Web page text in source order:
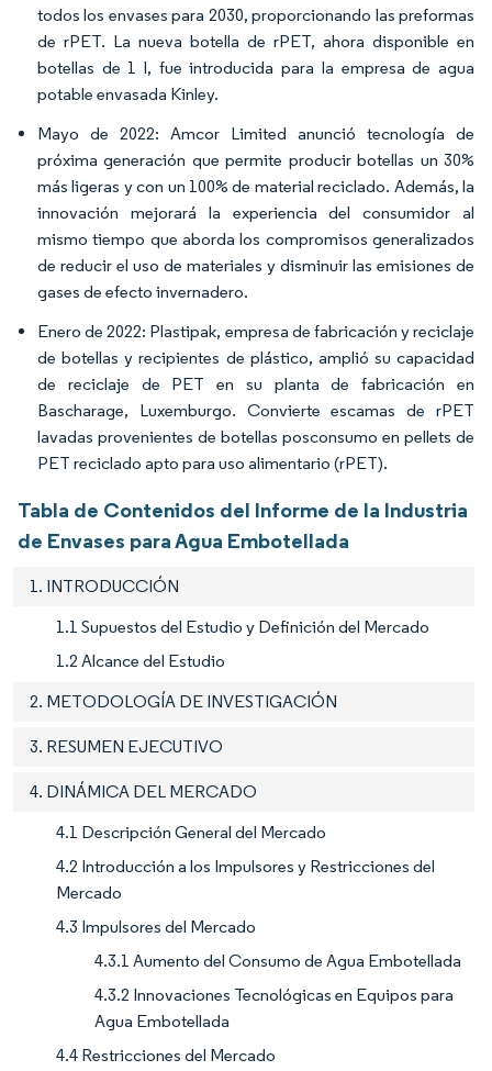
todos los envases para 2030, proporcionando las preformas
de rPET. La nueva botella de rPET, ahora disponible en
botellas de 1 l, fue introducida para la empresa de agua
potable envasada Kinley.
Mayo de 2022: Amcor Limited anunció tecnología de
próxima generación que permite producir botellas un 30%
más ligeras y con un 100% de material reciclado. Además, la
innovación mejorará la experiencia del consumidor al
mismo tiempo que aborda los compromisos generalizados
de reducir el uso de materiales y disminuir las emisiones de
gases de efecto invernadero.
Enero de 2022: Plastipak, empresa de fabricación y reciclaje
de botellas y recipientes de plástico, amplió su capacidad
de reciclaje de PET en su planta de fabricación en
Bascharage, Luxemburgo. Convierte escamas de rPET
lavadas provenientes de botellas posconsumo en pellets de
PET reciclado apto para uso alimentario (rPET).
Tabla de Contenidos del Informe de la Industria
de Envases para Agua Embotellada
1. INTRODUCCIÓN
1.1 Supuestos del Estudio y Definición del Mercado
1.2 Alcance del Estudio
2. METODOLOGÍA DE INVESTIGACIÓN
3. RESUMEN EJECUTIVO
4. DINÁMICA DEL MERCADO
4.1 Descripción General del Mercado
4.2 Introducción a los Impulsores y Restricciones del
Mercado
4.3 Impulsores del Mercado
4.3.1 Aumento del Consumo de Agua Embotellada
4.3.2 Innovaciones Tecnológicas en Equipos para
Agua Embotellada
4.4 Restricciones del Mercado